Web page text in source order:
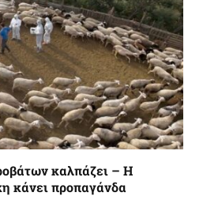
καλπάζει – Η
κάνει προπαγάνδα